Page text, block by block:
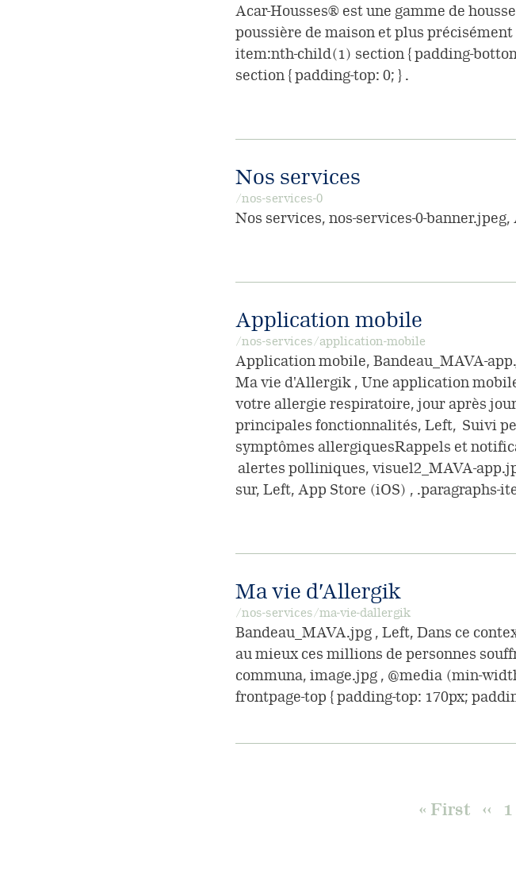
Acar-Housses® est une gamme de
poussière de maison et plus
item:nth-child(1) section { padding-
section { padding-top: 0; } .
Nos services
/nos-services-0
Nos services, nos-services-0-
Application mobile
/nos-services/application-mobile
Application mobile, Bandeau_MAVA-
Ma vie d'Allergik , Une application
votre allergie respiratoire, jour après
principales fonctionnalités, Left, Suivi
symptômes allergiquesRappels et
alertes polliniques, visuel2_MAVA-
sur, Left, App Store (iOS) , .paragraphs-
Ma vie d’Allergik
/nos-services/ma-vie-dallergik
Bandeau_MAVA.jpg , Left, Dans ce
au mieux ces millions de personnes
communa, image.jpg , @media (min-
frontpage-top { padding-top: 170px;
First
« First ‹‹ 1